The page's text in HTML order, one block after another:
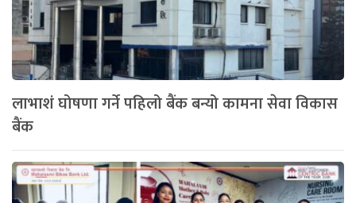
लाभाशं घोषणा गर्ने पहिलो बैंक बन्यो कामना सेवा विकास
बैंक